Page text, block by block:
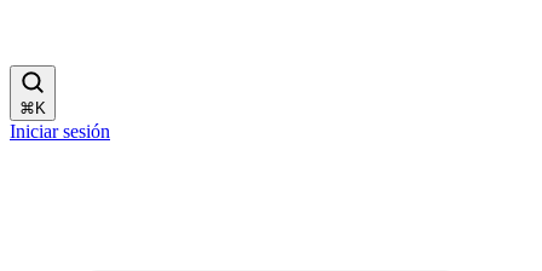
⌘ K
Iniciar sesión